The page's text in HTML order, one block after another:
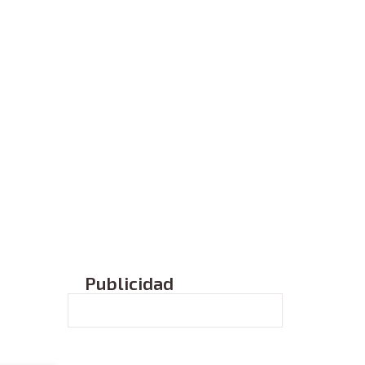
Publicidad